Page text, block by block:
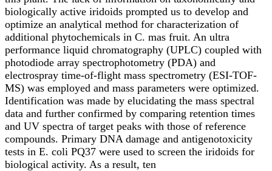
biologically active iridoids prompted us to develop and
optimize an analytical method for characterization of
additional phytochemicals in C. mas fruit. An ultra
performance liquid chromatography (UPLC) coupled with
photodiode array spectrophotometry (PDA) and
electrospray time-of-flight mass spectrometry (ESI-TOF-
MS) was employed and mass parameters were optimized.
Identification was made by elucidating the mass spectral
data and further confirmed by comparing retention times
and UV spectra of target peaks with those of reference
compounds. Primary DNA damage and antigenotoxicity
tests in E. coli PQ37 were used to screen the iridoids for
biological activity. As a result, ten